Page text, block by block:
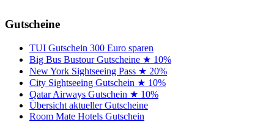
Gutscheine
TUI Gutschein 300 Euro sparen
Big Bus Bustour Gutscheine ★ 10%
New York Sightseeing Pass ★ 20%
City Sightseeing Gutschein ★ 10%
Qatar Airways Gutschein ★ 10%
Übersicht aktueller Gutscheine
Room Mate Hotels Gutschein